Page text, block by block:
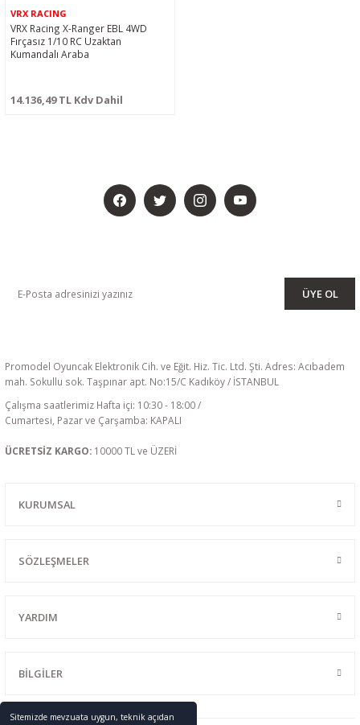
Sitemizde mevzuata uygun, teknik açıdan
VRX RACING
VRX Racing X-Ranger EBL 4WD
Fırçasız 1/10 RC Uzaktan
Kumandalı Araba
14.136,49 TL Kdv Dahil
ÜYE OL
Promodel Oyuncak Elektronik Cih. ve Eğit. Hiz. Tic. Ltd. Şti. Adres: Acıbadem
mah. Sokullu sok. Taşpınar apt. No:15/C Kadıköy / İSTANBUL
Çalışma saatlerimiz Hafta içi: 10:30 - 18:00 /
Cumartesi, Pazar ve Çarşamba: KAPALI
ÜCRETSİZ KARGO: 10000 TL ve ÜZERİ
KURUMSAL
SÖZLEŞMELER
YARDIM
BİLGİLER